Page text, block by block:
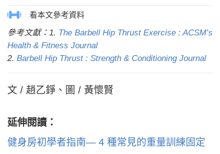
參考文獻：1. The Barbell Hip Thrust Exercise : ACSM’s
Health & Fitness Journal
2. Barbell Hip Thrust : Strength & Conditioning Journal
文 / 趙乙錚、圖 / 黃懷賢
延伸閱讀：
健身房初學者指南— 4 種常見的重量訓練固定